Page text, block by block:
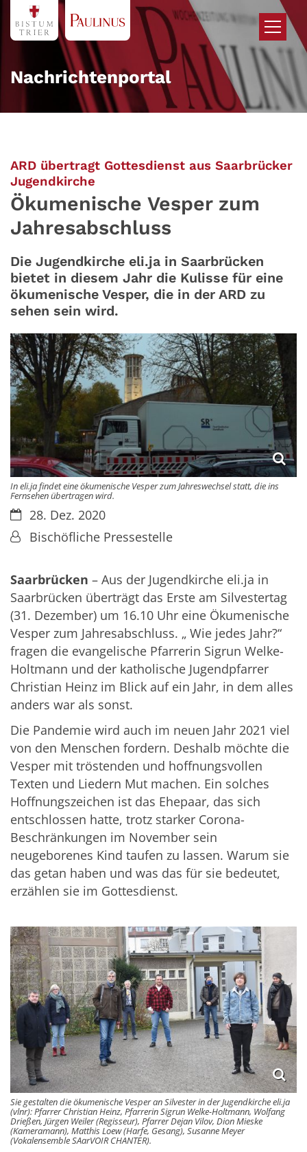
Zum Inhalt springen
Nachrichtenportal
ARD übertragt Gottesdienst aus Saarbrücker
Jugendkirche
Ökumenische Vesper zum
Jahresabschluss
Die Jugendkirche eli.ja in Saarbrücken
bietet in diesem Jahr die Kulisse für eine
ökumenische Vesper, die in der ARD zu
sehen sein wird.
In eli.ja findet eine ökumenische Vesper zum Jahreswechsel statt, die ins
Fernsehen übertragen wird.
Datum:28. Dez. 2020
Von:Bischöfliche Pressestelle
Saarbrücken – Aus der Jugendkirche eli.ja in
Saarbrücken überträgt das Erste am Silvestertag
(31. Dezember) um 16.10 Uhr eine Ökumenische
Vesper zum Jahresabschluss. „ Wie jedes Jahr?“
fragen die evangelische Pfarrerin Sigrun Welke-
Holtmann und der katholische Jugendpfarrer
Christian Heinz im Blick auf ein Jahr, in dem alles
anders war als sonst.
Die Pandemie wird auch im neuen Jahr 2021 viel
von den Menschen fordern. Deshalb möchte die
Vesper mit tröstenden und hoffnungsvollen
Texten und Liedern Mut machen. Ein solches
Hoffnungszeichen ist das Ehepaar, das sich
entschlossen hatte, trotz starker Corona-
Beschränkungen im November sein
neugeborenes Kind taufen zu lassen. Warum sie
das getan haben und was das für sie bedeutet,
erzählen sie im Gottesdienst.
Sie gestalten die ökumenische Vesper an Silvester in der Jugendkirche eli.ja
(vlnr): Pfarrer Christian Heinz, Pfarrerin Sigrun Welke-Holtmann, Wolfang
Drießen, Jürgen Weiler (Regisseur), Pfarrer Dejan Vilov, Dion Mieske
(Kameramann), Matthis Loew (Harfe, Gesang), Susanne Meyer
(Vokalensemble SAarVOIR CHANTER).